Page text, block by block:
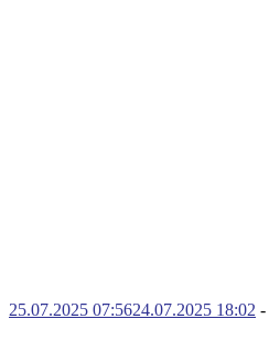
25.07.2025 07:5624.07.2025 18:02 -